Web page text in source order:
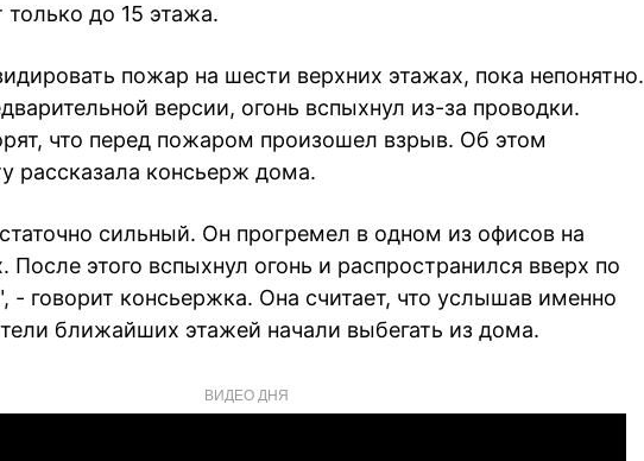
только до 15 этажа.
пожар на шести верхних этажах, пока непонятно.
версии, огонь вспыхнул из-за проводки.
что перед пожаром произошел взрыв. Об этом
рассказала консьерж дома.
сильный. Он прогремел в одном из офисов на
После этого вспыхнул огонь и распространился вверх по
- говорит консьержка. Она считает, что услышав именно
ближайших этажей начали выбегать из дома.
ВИДЕО ДНЯ